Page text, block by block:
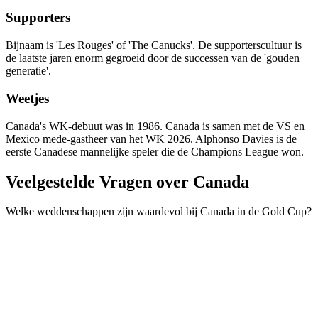
Supporters
Bijnaam is 'Les Rouges' of 'The Canucks'. De supporterscultuur is
de laatste jaren enorm gegroeid door de successen van de 'gouden
generatie'.
Weetjes
Canada's WK-debuut was in 1986. Canada is samen met de VS en
Mexico mede-gastheer van het WK 2026. Alphonso Davies is de
eerste Canadese mannelijke speler die de Champions League won.
Veelgestelde Vragen over Canada
Welke weddenschappen zijn waardevol bij Canada in de Gold Cup?